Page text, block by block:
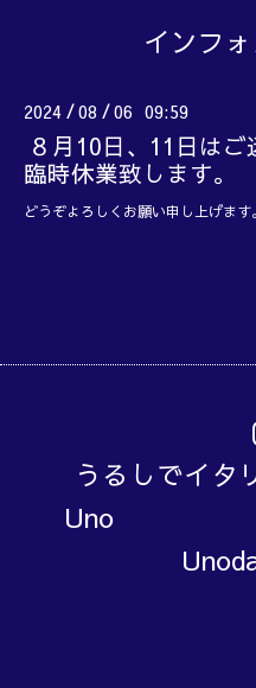
インフ
2024 /08 /06 09:59
８月10日、11日はご
臨時休業致します。
どうぞよろしくお願い申し上げます。
うるしでイ
Uno 漆